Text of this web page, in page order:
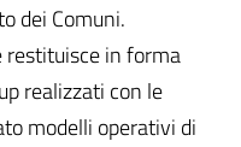
dei Comuni.
restituisce in forma
realizzati con le
modelli operativi di